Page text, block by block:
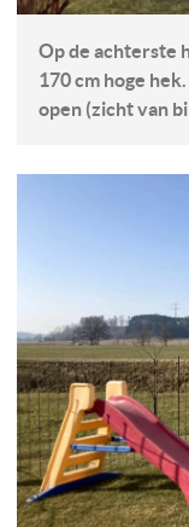
Op de achterste
170 cm hoge
open (zicht van